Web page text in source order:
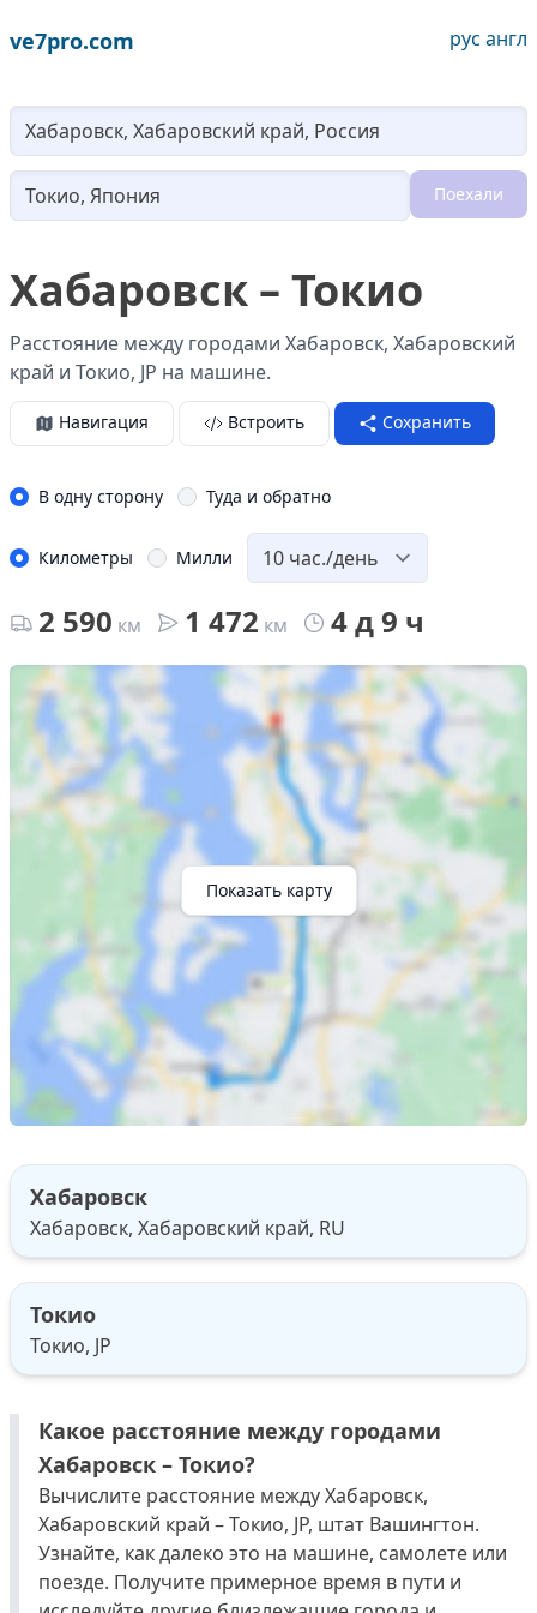
ve7pro.com рус англ
Loading...
Поехали
Хабаровск – Токио
Расстояние между городами Хабаровск, Хабаровский
край и Токио, JP на машине.
Навигация Встроить Сохранить
В одну сторону Туда и обратно
Километры Милли
2 590 км 1 472 км 4 д 9 ч
Показать карту
Хабаровск
Хабаровск, Хабаровский край, RU
Токио
Токио, JP
Какое расстояние между городами
Хабаровск – Токио?
Вычислите расстояние между Хабаровск,
Хабаровский край – Токио, JP, штат Вашингтон.
Узнайте, как далеко это на машине, самолете или
поезде. Получите примерное время в пути и